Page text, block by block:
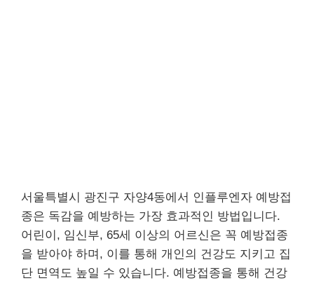
서울특별시 광진구 자양4동에서 인플루엔자 예방접
종은 독감을 예방하는 가장 효과적인 방법입니다.
어린이, 임신부, 65세 이상의 어르신은 꼭 예방접종
을 받아야 하며, 이를 통해 개인의 건강도 지키고 집
단 면역도 높일 수 있습니다. 예방접종을 통해 건강